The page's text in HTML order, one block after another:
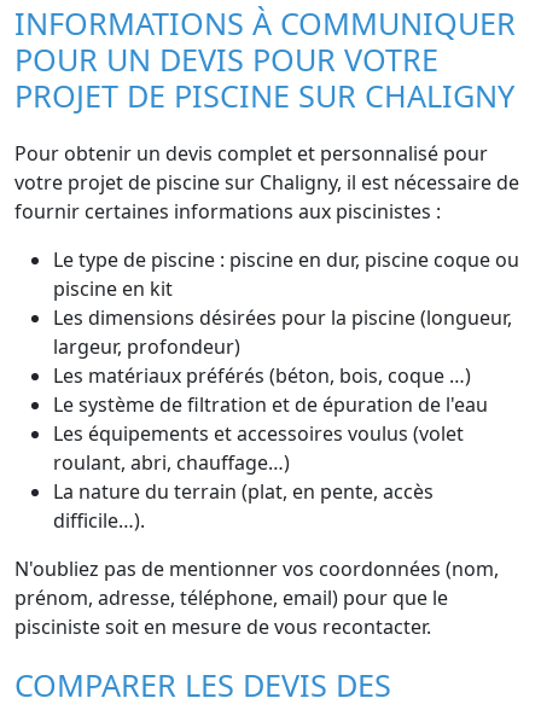
INFORMATIONS À COMMUNIQUER
POUR UN DEVIS POUR VOTRE
PROJET DE PISCINE SUR CHALIGNY
Pour obtenir un devis complet et personnalisé pour
votre projet de piscine sur Chaligny, il est nécessaire de
fournir certaines informations aux piscinistes :
Le type de piscine : piscine en dur, piscine coque ou
piscine en kit
Les dimensions désirées pour la piscine (longueur,
largeur, profondeur)
Les matériaux préférés (béton, bois, coque …)
Le système de filtration et de épuration de l'eau
Les équipements et accessoires voulus (volet
roulant, abri, chauffage…)
La nature du terrain (plat, en pente, accès
difficile…).
N'oubliez pas de mentionner vos coordonnées (nom,
prénom, adresse, téléphone, email) pour que le
pisciniste soit en mesure de vous recontacter.
COMPARER LES DEVIS DES